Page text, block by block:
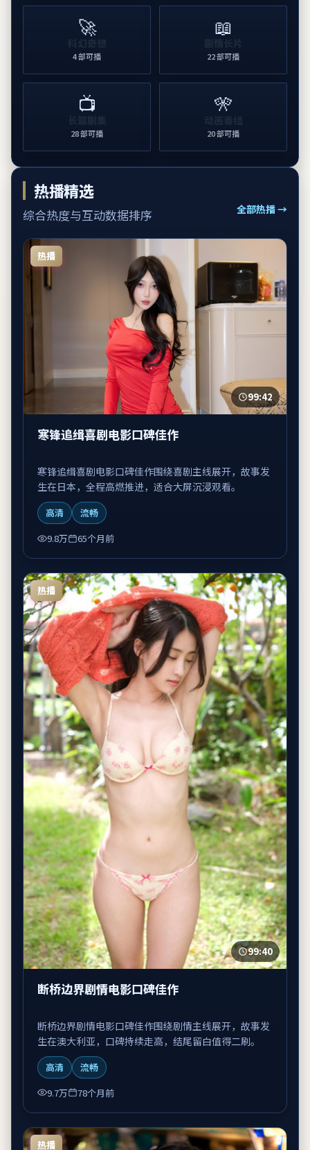
🚀
4部可播
📖
22部可播
📺
28部可播
🎌
20部可播
热播精选
综合热度与互动数据排序 全部热播 →
热播
99:42
寒锋追缉喜剧电影口碑佳作
寒锋追缉喜剧电影口碑佳作围绕喜剧主线展开，故事发
生在日本，全程高燃推进，适合大屏沉浸观看。
高清
流畅
9.8万
65个月前
热播
99:40
断桥边界剧情电影口碑佳作
断桥边界剧情电影口碑佳作围绕剧情主线展开，故事发
生在澳大利亚，口碑持续走高，结尾留白值得二刷。
高清
流畅
9.7万
78个月前
热播